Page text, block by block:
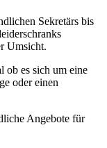
Sekretärs bis
Umsicht.
ob es sich um eine
oder einen
Angebote für